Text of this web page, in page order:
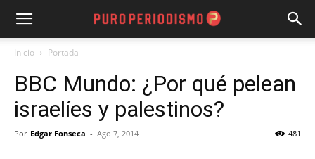
Inicio Portada
BBC Mundo: ¿Por qué pelean
israelíes y palestinos?
Por Edgar Fonseca - Ago 7, 2014 481